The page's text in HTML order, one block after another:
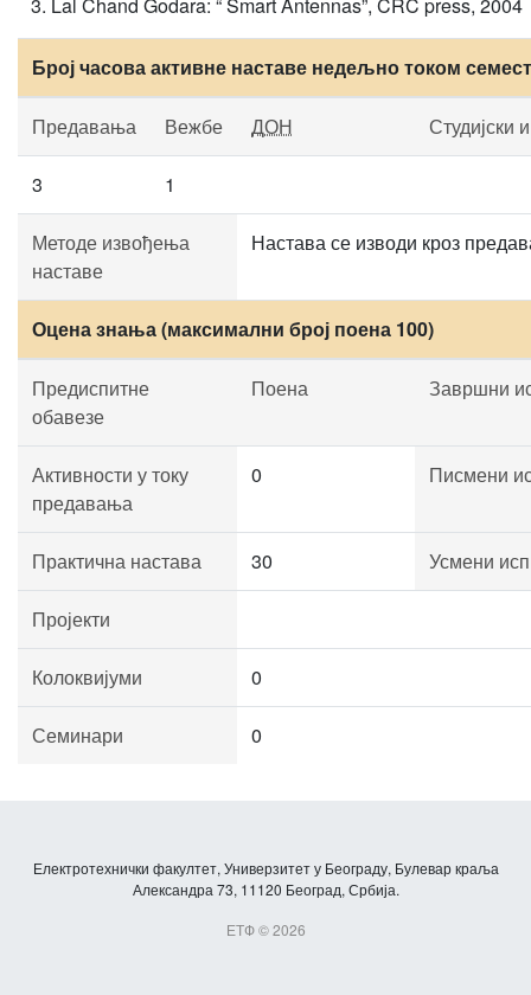
Број часова активне наставе недељно током
Предавања Вежбе ДОН Студијски
3 1
Методе извођења
наставе
Настава се изводи кроз
Оцена знања (максимални број поена 100)
Предиспитне
обавезе
Поена Завршни
Активности у току
предавања
0 Писмени
Практична настава 30 Усмени
Пројекти
Колоквијуми 0
Семинари 0
Електротехнички факултет, Универзитет у Београду, Булевар краља
Александра 73, 11120 Београд, Србија.
ЕТФ © 2026